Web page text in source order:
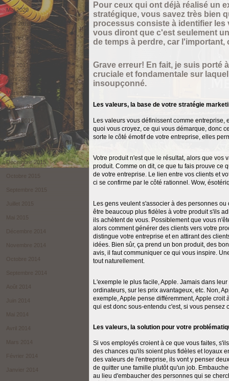
Pour ceux qui ont déjà réalisé un
stratégique, vous savez très bien
processus consiste à identifier
vous diront que c'est seulement
de temps à perdre, car l'important,
Grave erreur! En fait, je suis porté
cruciale et fondamentale sur
insoupçonné.
Les valeurs, la base de votre stratégie
Les valeurs vous définissent comme
quoi vous croyez, ce qui vous démarque, donc
sorte le côté émotif de votre entreprise, elles
Votre produit n'est que le résultat, alors que vos
produit. Comme on dit, ce que tu fais prouve ce
de votre entreprise. Le lien entre vos clients et
ci se confirme par le côté rationnel. Wow,
Les gens veulent s'associer à des personnes
être beaucoup plus fidèles à votre produit s'ils
ils achètent de vous. Possiblement que vous
alors comment générer des clients vers votre
distingue votre entreprise et en attirant des
idées. Bien sûr, ça prend un bon produit, des
avis, il faut communiquer ce qui vous inspire.
tout naturellement.
L'exemple le plus facile, Apple. Jamais dans
ordinateurs, sur les prix avantageux, etc. Non,
exemple, Apple pense différemment, Apple croit
qui est donc sous-entendu c'est, si vous pensez
Les valeurs, la solution pour votre
Si vos employés croient à ce que vous faites,
des chances qu'ils soient plus fidèles et loyaux
des valeurs de l'entreprise, ils vont y penser
de quitter une famille plutôt qu'un job.
au lieu d'embaucher des personnes qui se
Mai 2020
Juin 2019
Février 2019
Janvier 2018
Mai 2017
Avril 2017
Mars 2017
Janvier 2017
Juillet 2016
Mars 2016
Janvier 2016
Décembre 2015
Octobre 2015
Septembre 2015
Juillet 2015
Mai 2015
Décembre 2014
Novembre 2014
Octobre 2014
Septembre 2014
Août 2014
Juin 2014
Mai 2014
Avril 2014
Mars 2014
Février 2014
Janvier 2014